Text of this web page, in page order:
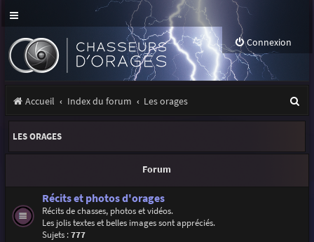
Connexion
Accueil Index du forum Les orages
e
e
LES ORAGES
Forum
Récits et photos d'orages
Récits de chasses, photos et vidéos.
Les jolis textes et belles images sont appréciés.
Sujets :777